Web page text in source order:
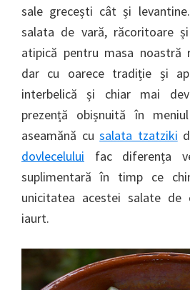
sale grecești cât și
salata de vară, răcoritoare
atipică pentru masa noastră
dar cu oarece tradiție și
interbelică și chiar mai
prezență obișnuită în
aseamănă cusalata tzatziki
dovlecelului fac diferența
suplimentară în timp ce
unicitatea acestei salate de
iaurt.